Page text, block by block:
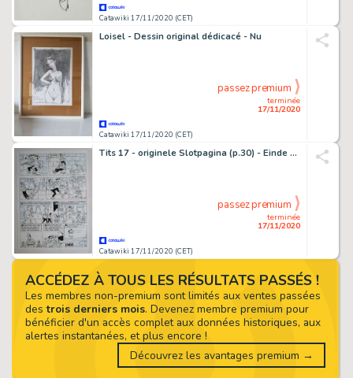
Catawiki 17/11/2020 (CET)
Loisel - Dessin original dédicacé - Nu
Catawiki 17/11/2020 (CET)
terminée
17/11/2020
passez premium
Tits 17 - originele Slotpagina (p.30) - Einde - Het mysterieuze parelsnoer - (1982)
Catawiki 17/11/2020 (CET)
terminée
17/11/2020
passez premium
ACCÉDEZ À TOUS LES RÉSULTATS PASSÉS !
Les membres non-premium sont limités aux ventes passées
destrois derniers mois. Devenez membre premium pour
bénéficier d'un accès complet aux données historiques, aux
alertes instantanées, et plus encore !
Découvrez les avantages premium →